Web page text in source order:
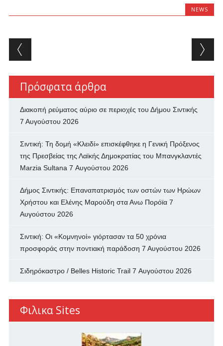
NEWS
Post navigation
Πρόσφατα άρθρα
Διακοπή ρεύματος αύριο σε περιοχές του Δήμου Σιντικής
7 Αυγούστου 2026
Σιντική: Τη δομή «Κλειδί» επισκέφθηκε η Γενική Πρόξενος
της Πρεσβείας της Λαϊκής Δημοκρατίας του Μπανγκλαντές
Marzia Sultana 7 Αυγούστου 2026
Δήμος Σιντικής: Επαναπατρισμός των oστών των Ηρώων
Χρήστου και Ελένης Μαρούδη στα Ανω Πορόϊα 7
Αυγούστου 2026
Σιντική: Οι «Κομνηνοί» γιόρτασαν τα 50 χρόνια
προσφοράς στην ποντιακή παράδοση 7 Αυγούστου 2026
Σιδηρόκαστρο / Belles Historic Trail 7 Αυγούστου 2026
Φιλικα Sites